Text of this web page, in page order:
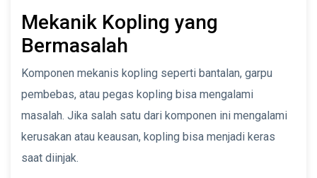
Mekanik Kopling yang
Bermasalah
Komponen mekanis kopling seperti bantalan, garpu
pembebas, atau pegas kopling bisa mengalami
masalah. Jika salah satu dari komponen ini mengalami
kerusakan atau keausan, kopling bisa menjadi keras
saat diinjak.